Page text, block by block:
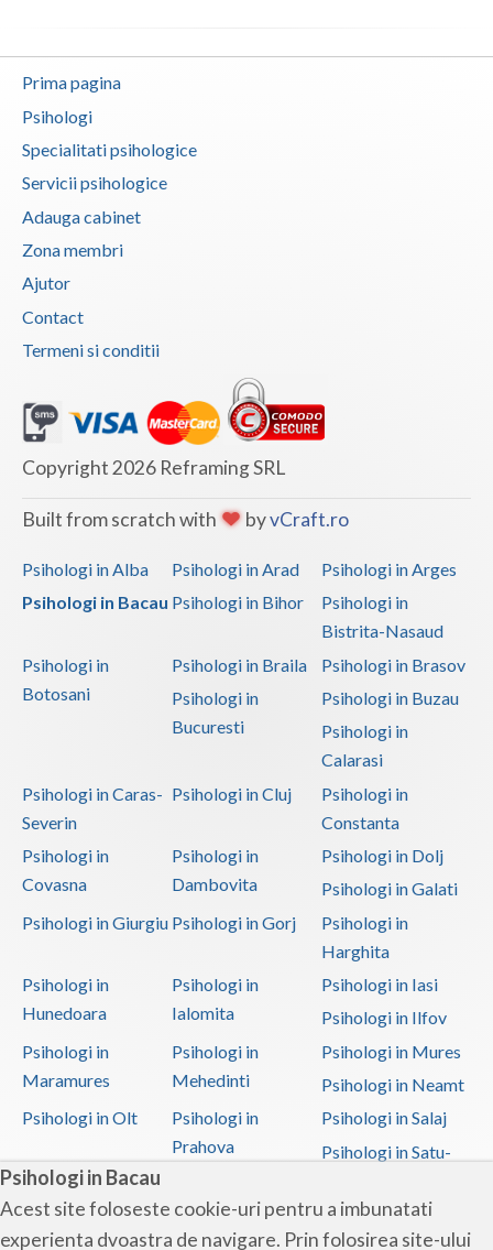
Psihologi in Bacau
Acest site foloseste cookie-uri pentru a imbunatati
experienta dvoastra de navigare. Prin folosirea site-ului
Prima pagina
Psihologi
Specialitati psihologice
Servicii psihologice
Adauga cabinet
Zona membri
Ajutor
Contact
Termeni si conditii
Copyright 2026 Reframing SRL
Built from scratch with byvCraft.ro
Psihologi in Alba Psihologi in Arad
Psihologi in Arges
Psihologi in Bacau Psihologi in Bihor
Psihologi in
Bistrita-Nasaud
Psihologi in
Botosani
Psihologi in Braila
Psihologi in Brasov
Psihologi in
Bucuresti
Psihologi in Buzau
Psihologi in
Calarasi
Psihologi in Caras-
Severin
Psihologi in Cluj
Psihologi in
Constanta
Psihologi in
Covasna
Psihologi in
Dambovita
Psihologi in Dolj
Psihologi in Galati
Psihologi in Giurgiu Psihologi in Gorj
Psihologi in
Harghita
Psihologi in
Hunedoara
Psihologi in
Ialomita
Psihologi in Iasi
Psihologi in Ilfov
Psihologi in
Maramures
Psihologi in
Mehedinti
Psihologi in Mures
Psihologi in Neamt
Psihologi in Olt
Psihologi in
Prahova
Psihologi in Salaj
Psihologi in Satu-
Psihologi in Sibiu
Psihologi in
Suceava
Psihologi in
Teleorman